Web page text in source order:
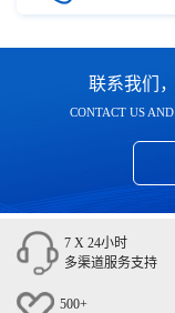
联系我们
CONTACT US
7 X 24小时
多渠道服务支持
500+